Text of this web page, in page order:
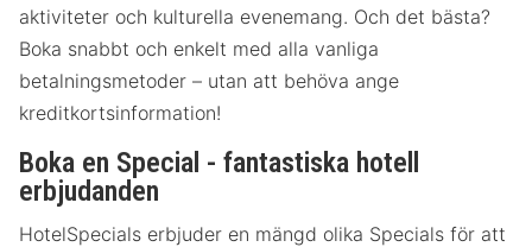
aktiviteter och kulturella evenemang. Och det bästa?
Boka snabbt och enkelt med alla vanliga
betalningsmetoder – utan att behöva ange
kreditkortsinformation!
Boka en Special - fantastiska hotell
erbjudanden
HotelSpecials erbjuder en mängd olika Specials för att